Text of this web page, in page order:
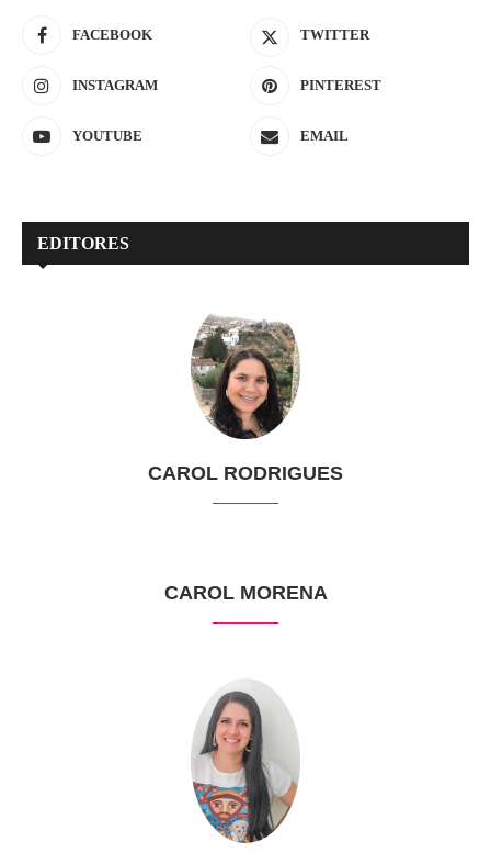
FACEBOOK TWITTER
INSTAGRAM PINTEREST
YOUTUBE EMAIL
EDITORES
CAROL RODRIGUES
CAROL MORENA